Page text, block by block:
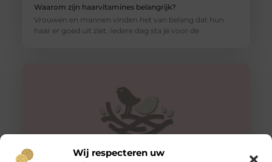
Wij respecteren uw
Waarom zijn haarvitamines belangrijk?
Vrouwen en mannen vinden het van belang dat hun
haar er goed uit ziet. Iedere dag sta je voor de